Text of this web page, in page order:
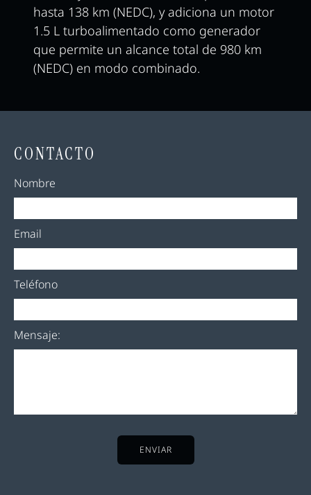
hasta 138 km (NEDC), y adiciona un motor
1.5 L turboalimentado como generador
que permite un alcance total de 980 km
(NEDC) en modo combinado.
CONTACTO
Nombre
Email
Teléfono
Mensaje:
ENVIAR